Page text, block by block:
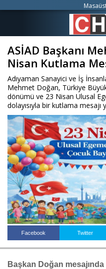
ASİAD Başkanı
Nisan Kutlama
Adıyaman Sanayici ve İş
Mehmet Doğan, Türkiye Büyük
dönümü ve 23 Nisan Ulusal
dolayısıyla bir kutlama mesajı
Facebook Twitter
Başkan Doğan